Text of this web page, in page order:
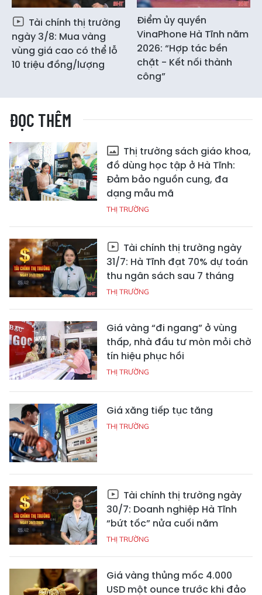
Tài chính thị trường
ngày 3/8: Mua vàng
vùng giá cao có thể lỗ
10 triệu đồng/lượng
Điểm ủy quyền
VinaPhone Hà Tĩnh năm
2026: “Hợp tác bền
chặt - Kết nối thành
công”
ĐỌC THÊM
Thị trường sách giáo khoa,
đồ dùng học tập ở Hà Tĩnh:
Đảm bảo nguồn cung, đa
dạng mẫu mã
THỊ TRƯỜNG
Tài chính thị trường ngày
31/7: Hà Tĩnh đạt 70% dự toán
thu ngân sách sau 7 tháng
THỊ TRƯỜNG
Giá vàng “đi ngang” ở vùng
thấp, nhà đầu tư mòn mỏi chờ
tín hiệu phục hồi
THỊ TRƯỜNG
Giá xăng tiếp tục tăng
THỊ TRƯỜNG
Tài chính thị trường ngày
30/7: Doanh nghiệp Hà Tĩnh
“bứt tốc” nửa cuối năm
THỊ TRƯỜNG
Giá vàng thủng mốc 4.000
USD một ounce trước khi đảo